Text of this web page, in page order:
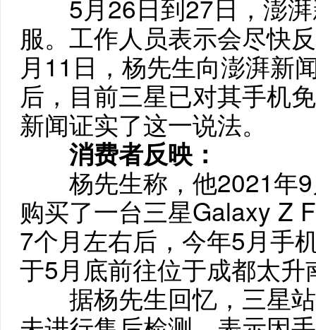
5月26日到27日，澎湃
服。工作人员表示会尽快
月11日，杨先生向澎湃新
后，目前三星已对其手机
新闻证实了这一说法。
消费者反映：
杨先生称，他2021年9
购买了一台三星Galaxy Z
7个月左右后，今年5月手
于5月底前往位于成都太
据杨先生回忆，三星站